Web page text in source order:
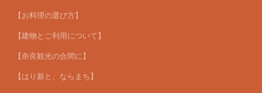
【お料理の選び方】
【建物とご利用について】
【奈良観光の合間に】
【はり新と、ならまち】